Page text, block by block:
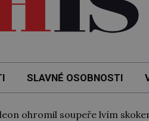
SLAVNÉ OSOBNOSTI
ohromil soupeře lvím